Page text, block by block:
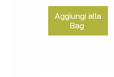
Aggiungi alla
Bag